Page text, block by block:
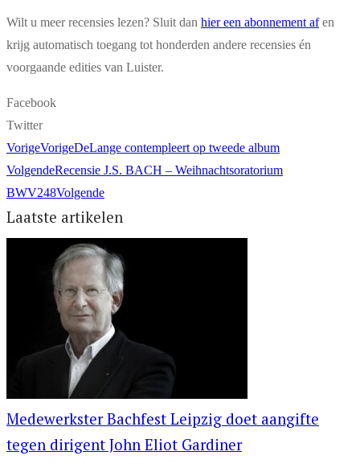
Wilt u meer recensies lezen? Sluit dan hier een abonnement afen
krijg automatisch toegang tot honderden andere recensies én
voorgaande edities van Luister.
Facebook
Twitter
VorigeVorigeDeLange contempleert op tweede album
VolgendeRecensie J.S. BACH – Weihnachtsoratorium
BWV248Volgende
Laatste artikelen
Medewerkster Bachfest Leipzig doet aangifte
tegen dirigent John Eliot Gardiner